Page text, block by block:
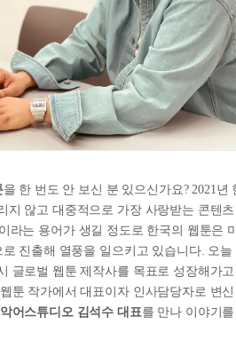
을 한 번도 안 보신 분 있으신가요? 2021년
지 않고 대중적으로 가장 사랑받는 콘텐츠
라는 용어가 생길 정도로 한국의 웹툰은
진출해 열풍을 일으키고 있습니다. 오늘
글로벌 웹툰 제작사를 목표로 성장해가고
툰 작가에서 대표이자 인사담당자로 변신
악어스튜디오 김석수 대표를 만나 이야기를